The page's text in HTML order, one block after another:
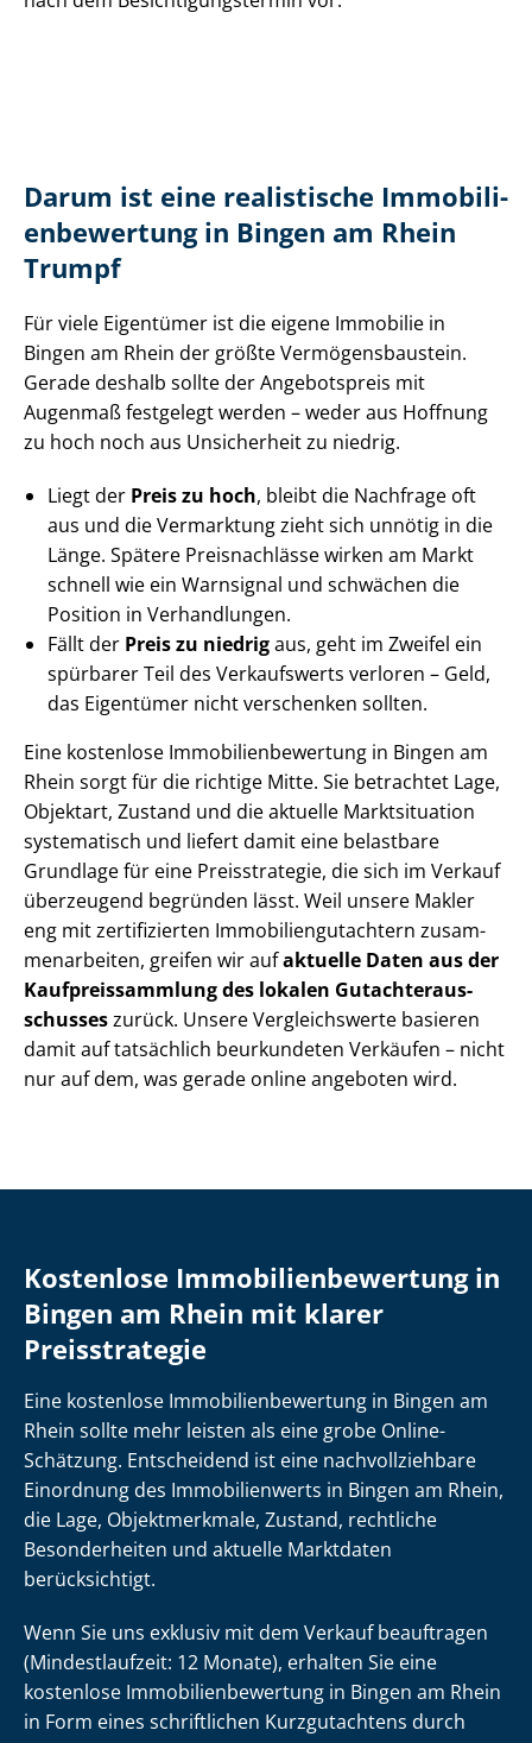
Darum ist eine realistische Im­mo­bi­li­
en­be­wer­tung in Bingen am Rhein
Trumpf
Für viele Eigentümer ist die eigene Immobilie in
Bingen am Rhein der größte Ver­mö­gens­bau­stein.
Gerade deshalb sollte der Angebotspreis mit
Augenmaß festgelegt werden – weder aus Hoffnung
zu hoch noch aus Unsicherheit zu niedrig.
Liegt der Preis zu hoch, bleibt die Nachfrage oft
aus und die Vermarktung zieht sich unnötig in die
Länge. Spätere Preisnachlässe wirken am Markt
schnell wie ein Warnsignal und schwächen die
Position in Verhandlungen.
Fällt der Preis zu niedrigaus, geht im Zweifel ein
spürbarer Teil des Verkaufswerts verloren – Geld,
das Eigentümer nicht verschenken sollten.
Eine kostenlose Im­mo­bi­li­en­be­wer­tung in Bingen am
Rhein sorgt für die richtige Mitte. Sie betrachtet Lage,
Objektart, Zustand und die aktuelle Marktsituation
systematisch und liefert damit eine belastbare
Grundlage für eine Preisstrategie, die sich im Verkauf
überzeugend begründen lässt. Weil unsere Makler
eng mit zertifizierten Im­mo­bi­li­en­gut­ach­tern zu­sam­
men­ar­bei­ten, greifen wir aufaktuelle Daten aus der
Kauf­preis­samm­lung des lokalen Gut­ach­ter­aus­
schus­seszurück. Unsere Vergleichswerte basieren
damit auf tatsächlich beurkundeten Verkäufen – nicht
nur auf dem, was gerade online angeboten wird.
Kostenlose Im­mo­bi­li­en­be­wer­tung in
Bingen am Rhein mit klarer
Preisstrategie
Eine kostenlose Im­mo­bi­li­en­be­wer­tung in Bingen am
Rhein sollte mehr leisten als eine grobe Online-
Schätzung. Entscheidend ist eine nach­voll­zieh­ba­re
Einordnung des Immobilienwerts in Bingen am Rhein,
die Lage, Objektmerkmale, Zustand, rechtliche
Besonderheiten und aktuelle Marktdaten
berücksichtigt.
Wenn Sie uns exklusiv mit dem Verkauf beauftragen
(Mindestlaufzeit: 12 Monate), erhalten Sie eine
kostenlose Im­mo­bi­li­en­be­wer­tung in Bingen am Rhein
in Form eines schriftlichen Kurzgutachtens durch